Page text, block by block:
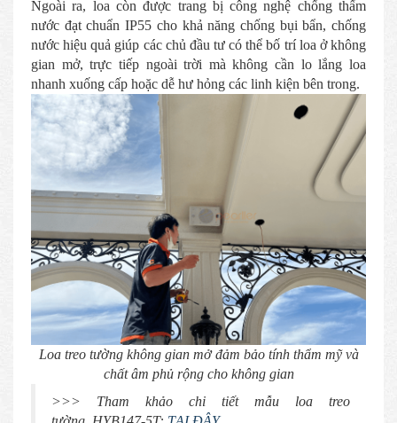
Ngoài ra, loa còn được trang bị công nghệ chống thấm
nước đạt chuẩn IP55 cho khả năng chống bụi bẩn, chống
nước hiệu quả giúp các chủ đầu tư có thể bố trí loa ở không
gian mở, trực tiếp ngoài trời mà không cần lo lắng loa
nhanh xuống cấp hoặc dễ hư hỏng các linh kiện bên trong.
Loa treo tường không gian mở đảm bảo tính thẩm mỹ và
chất âm phủ rộng cho không gian
>>> Tham khảo chi tiết mẫu loa treo